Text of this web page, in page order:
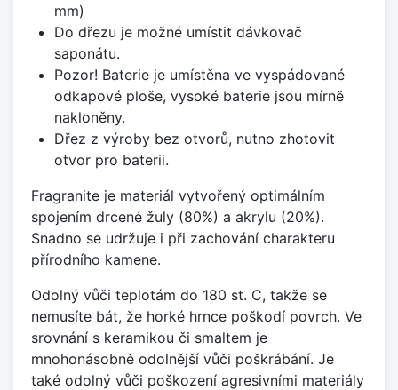
mm)
Do dřezu je možné umístit dávkovač
saponátu.
Pozor! Baterie je umístěna ve vyspádované
odkapové ploše, vysoké baterie jsou mírně
nakloněny.
Dřez z výroby bez otvorů, nutno zhotovit
otvor pro baterii.
Fragranite je materiál vytvořený optimálním
spojením drcené žuly (80%) a akrylu (20%).
Snadno se udržuje i při zachování charakteru
přírodního kamene.
Odolný vůči teplotám do 180 st. C, takže se
nemusíte bát, že horké hrnce poškodí povrch. Ve
srovnání s keramikou či smaltem je
mnohonásobně odolnější vůči poškrábání. Je
také odolný vůči poškození agresivními materiály